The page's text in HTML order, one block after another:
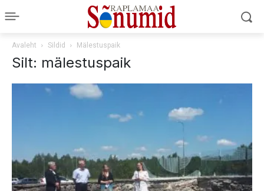
Avaleht Sildid Mälestuspaik
Silt: mälestuspaik